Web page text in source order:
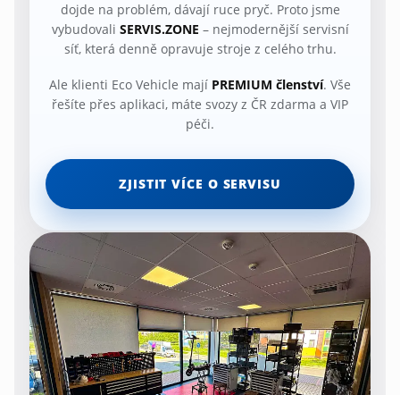
dojde na problém, dávají ruce pryč. Proto jsme
vybudovali SERVIS.ZONE – nejmodernější servisní
síť, která denně opravuje stroje z celého trhu.
Ale klienti Eco Vehicle mají PREMIUM členství. Vše
řešíte přes aplikaci, máte svozy z ČR zdarma a VIP
péči.
ZJISTIT VÍCE O SERVISU